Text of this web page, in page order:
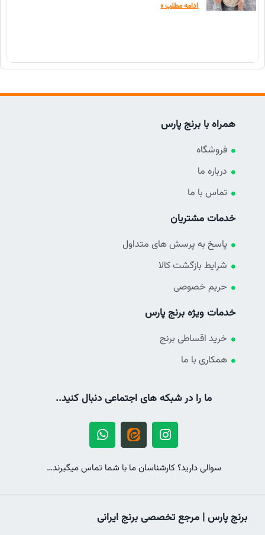
ادامه مطلب »
همراه با برنج پارس
فروشگاه
درباره ما
تماس با ما
خدمات مشتریان
پاسخ به پرسش های متداول
شرایط بازگشت کالا
حریم خصوصی
خدمات ویژه برنج پارس
خرید اقساطی برنج
همکاری با ما
ما را در شبکه های اجتماعی دنبال کنید..
سوالی دارید؟ کارشناسان ما با شما تماس میگیرند…
برنج پارس | مرجع تخصصی برنج ایرانی